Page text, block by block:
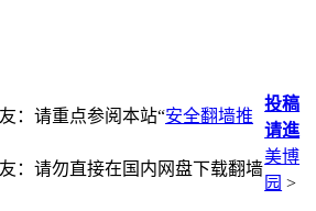
：请重点参阅本站“安全翻墙推
：请勿直接在国内网盘下载翻墙
投稿
请進
美博
园 >